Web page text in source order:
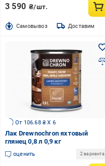
3 590 ₴/шт.
Cамовывоз Доставим
От 106.68 ₴ X 6
Лак Drewnochron яхтовый
глянец 0,8 л 0,9 кг
оценить 2 варианта